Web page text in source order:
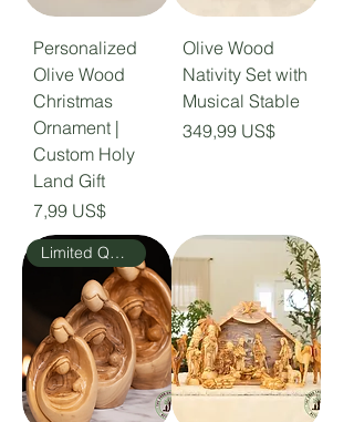
Personalized
Olive Wood
Christmas
Ornament |
Custom Holy
Land Gift
Precio
7,99 US$
Olive Wood
Nativity Set with
Musical Stable
Precio
349,99 US$
Limited Quantity